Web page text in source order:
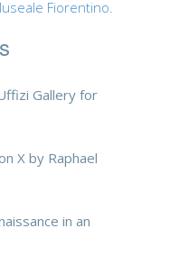
Fiorentino.
Gallery for
X by Raphael
in an